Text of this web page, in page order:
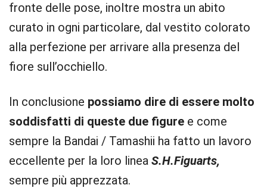
fronte delle pose, inoltre mostra un abito
curato in ogni particolare, dal vestito colorato
alla perfezione per arrivare alla presenza del
fiore sull’occhiello.
In conclusione possiamo dire di essere molto
soddisfatti di queste due figure e come
sempre la Bandai / Tamashii ha fatto un lavoro
eccellente per la loro linea S.H.Figuarts,
sempre più apprezzata.